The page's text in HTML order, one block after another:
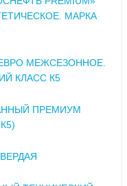
МАРКА
МЕЖСЕЗОННОЕ.
КЛАСС К5
ПРЕМИУМ